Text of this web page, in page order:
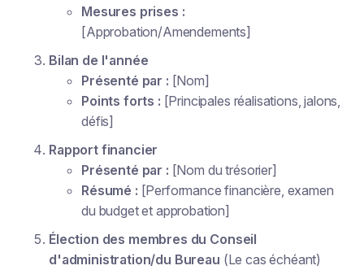
Mesures prises :
[Approbation/Amendements]
Bilan de l'année
Présenté par : [Nom]
Points forts : [Principales réalisations, jalons,
défis]
Rapport financier
Présenté par : [Nom du trésorier]
Résumé : [Performance financière, examen
du budget et approbation]
Élection des membres du Conseil
d'administration/du Bureau (Le cas échéant)